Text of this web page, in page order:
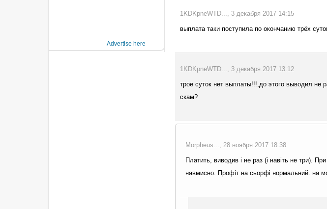
Advertise here
1KDKpneWTD..., 3 декабря 2017 14:15
выплата таки поступила по окончанию трёх
1KDKpneWTD..., 3 декабря 2017 13:12
трое суток нет выплаты!!!,до этого выводил
скам?
Morpheus..., 28 ноября 2017 18:38
Платить, виводив і не раз (і навіть не три).
навмисно. Профіт на сьорфі нормальний: на